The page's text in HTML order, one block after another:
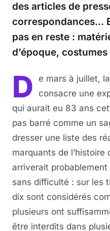
des articles de
correspondances…
pas en reste :
d’époque,
D
e mars à juillet,
consacre une
qui aurait eu 83 ans
pas barré comme un
dresser une liste des
marquants de l’histoire
arriverait
sans difficulté : sur les
dix sont considérés
plusieurs ont
être interdits dans